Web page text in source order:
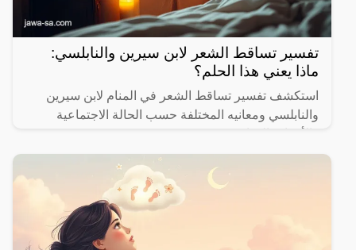
تفسير تساقط الشعر لابن سيرين والنابلسي:
ماذا يعني هذا الحلم؟
استكشف تفسير تساقط الشعر في المنام لابن سيرين
والنابلسي ومعانيه المختلفة حسب الحالة الاجتماعية